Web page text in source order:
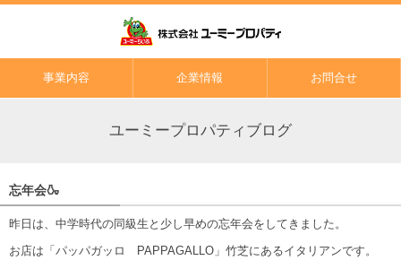
事業内容 企業情報 お問合せ
ユーミープロパティブログ
忘年会🍶
昨日は、中学時代の同級生と少し早めの忘年会をしてきました。
お店は「パッパガッロ PAPPAGALLO」竹芝にあるイタリアンです。